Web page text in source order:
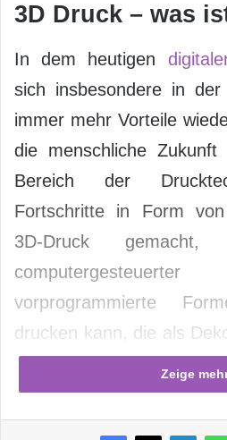
3D Druck – was
In dem heutigen
sich insbesondere in der
immer mehr Vorteile
die menschliche
Bereich der
Fortschritte in Form
3D-Druck
vorprogrammierte
drucken kann, die als
bestimmten Zweck
Zeige